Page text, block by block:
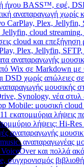
BASS™, εφέ, DSP
αναπαραγωγή χωρίς
CarPlay, Plex, Jellyfin,
cloud streaming,
cloud και
Plex, Jellyfin, SFTP,
αναπαραγωγής
Wix σε Markdown
χωρίς απώλειες
μουσικής
Synology, νέα στυλ
Mobile: μουσική cloud
εκατομμύρια λήψεις
λήψεις: Hi-Res
αναπαραγωγής
αναπαραγωγέας
και πολλά
συγχρονισμός